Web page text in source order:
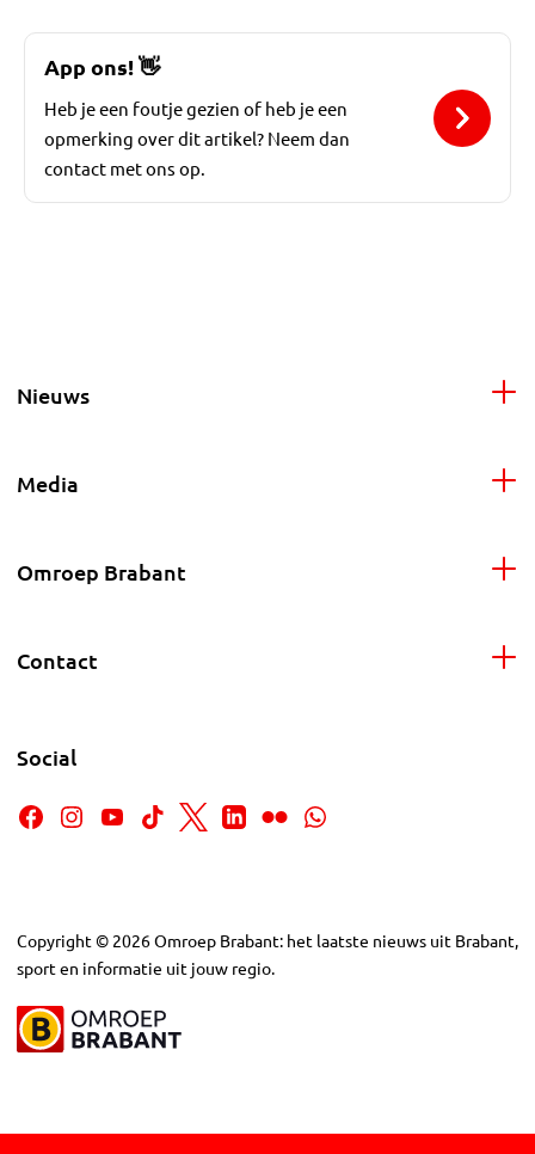
App ons!👋
Heb je een foutje gezien of heb je een
opmerking over dit artikel? Neem dan
contact met ons op.
Nieuws
Media
Omroep Brabant
Contact
Social
Copyright © 2026Omroep Brabant: het laatste nieuws uit Brabant,
sport en informatie uit jouw regio.